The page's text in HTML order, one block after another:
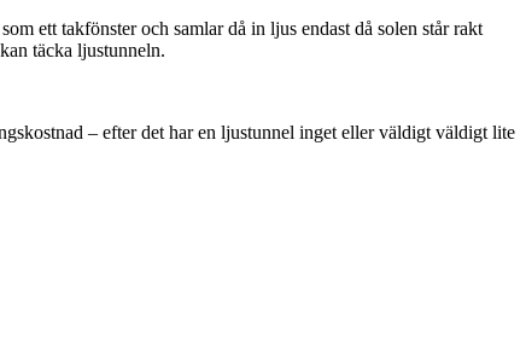
ett takfönster och samlar då in ljus endast då solen står rakt
täcka ljustunneln.
– efter det har en ljustunnel inget eller väldigt väldigt lite